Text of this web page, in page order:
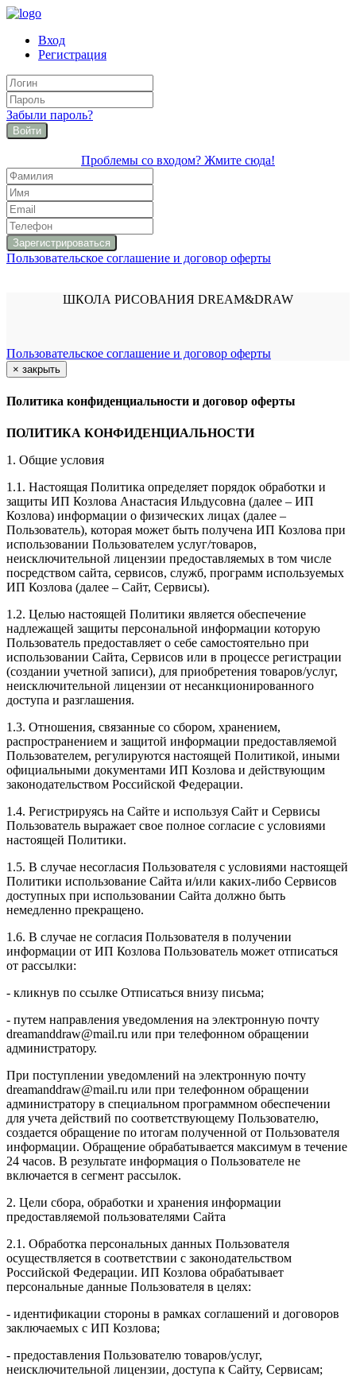
Вход
Регистрация
Забыли пароль?
Войти
Проблемы со входом? Жмите сюда!
Пользовательское соглашение и договор оферты
ШКОЛА РИСОВАНИЯ DREAM&DRAW
Пользовательское соглашение и договор оферты
× закрыть
Политика конфиденциальности и договор оферты
ПОЛИТИКА КОНФИДЕНЦИАЛЬНОСТИ
1. Общие условия
1.1. Настоящая Политика определяет порядок обработки и
защиты ИП Козлова Анастасия Ильдусовна (далее – ИП
Козлова) информации о физических лицах (далее –
Пользователь), которая может быть получена ИП Козлова при
использовании Пользователем услуг/товаров,
неисключительной лицензии предоставляемых в том числе
посредством сайта, сервисов, служб, программ используемых
ИП Козлова (далее – Сайт, Сервисы).
1.2. Целью настоящей Политики является обеспечение
надлежащей защиты персональной информации которую
Пользователь предоставляет о себе самостоятельно при
использовании Сайта, Сервисов или в процессе регистрации
(создании учетной записи), для приобретения товаров/услуг,
неисключительной лицензии от несанкционированного
доступа и разглашения.
1.3. Отношения, связанные со сбором, хранением,
распространением и защитой информации предоставляемой
Пользователем, регулируются настоящей Политикой, иными
официальными документами ИП Козловa и действующим
законодательством Российской Федерации.
1.4. Регистрируясь на Сайте и используя Сайт и Сервисы
Пользователь выражает свое полное согласие с условиями
настоящей Политики.
1.5. В случае несогласия Пользователя с условиями настоящей
Политики использование Сайта и/или каких-либо Сервисов
доступных при использовании Сайта должно быть
немедленно прекращено.
1.6. В случае не согласия Пользователя в получении
информации от ИП Козлова Пользователь может отписаться
от рассылки:
- кликнув по ссылке Отписаться внизу письма;
- путем направления уведомления на электронную почту
dreamanddraw@mail.ru или при телефонном обращении
администратору.
При поступлении уведомлений на электронную почту
dreamanddraw@mail.ru или при телефонном обращении
администратору в специальном программном обеспечении
для учета действий по соответствующему Пользователю,
создается обращение по итогам полученной от Пользователя
информации. Обращение обрабатывается максимум в течение
24 часов. В результате информация о Пользователе не
включается в сегмент рассылок.
2. Цели сбора, обработки и хранения информации
предоставляемой пользователями Сайта
2.1. Обработка персональных данных Пользователя
осуществляется в соответствии с законодательством
Российской Федерации. ИП Козловa обрабатывает
персональные данные Пользователя в целях:
- идентификации стороны в рамках соглашений и договоров
заключаемых с ИП Козлова;
- предоставления Пользователю товаров/услуг,
неисключительной лицензии, доступа к Сайту, Сервисам;